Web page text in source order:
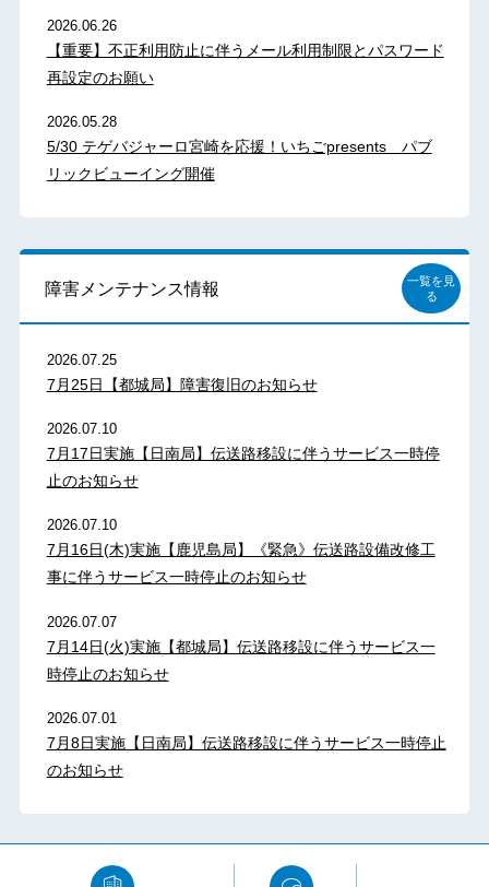
2026.06.26
【重要】不正利用防止に伴うメール利用制限とパスワード
再設定のお願い
2026.05.28
5/30 テゲバジャーロ宮崎を応援！いちごpresents パブ
リックビューイング開催
障害メンテナンス情報
一覧を見
る
2026.07.25
7月25日【都城局】障害復旧のお知らせ
2026.07.10
7月17日実施【日南局】伝送路移設に伴うサービス一時停
止のお知らせ
2026.07.10
7月16日(木)実施【鹿児島局】《緊急》伝送路設備改修工
事に伴うサービス一時停止のお知らせ
2026.07.07
7月14日(火)実施【都城局】伝送路移設に伴うサービス一
時停止のお知らせ
2026.07.01
7月8日実施【日南局】伝送路移設に伴うサービス一時停止
のお知らせ